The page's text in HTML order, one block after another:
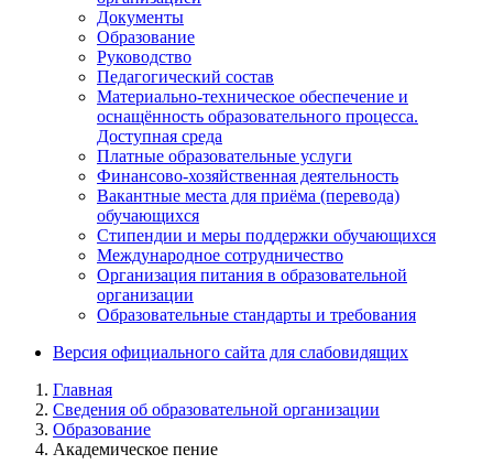
Документы
Образование
Руководство
Педагогический состав
Материально-техническое обеспечение и
оснащённость образовательного процесса.
Доступная среда
Платные образовательные услуги
Финансово-хозяйственная деятельность
Вакантные места для приёма (перевода)
обучающихся
Стипендии и меры поддержки обучающихся
Международное сотрудничество
Организация питания в образовательной
организации
Образовательные стандарты и требования
Версия официального сайта для слабовидящих
Главная
Сведения об образовательной организации
Образование
Академическое пение